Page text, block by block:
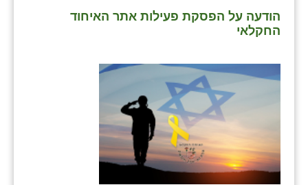
הודעה על הפסקת פעילות אתר האיחוד
החקלאי
כפר ביאליק
כפר מישר
כפר סבא (אגרא)